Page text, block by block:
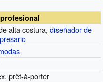
alta costura,diseñador de
prêt-à-porter